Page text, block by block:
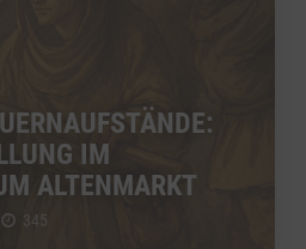
IM
ALTENMARKT
345